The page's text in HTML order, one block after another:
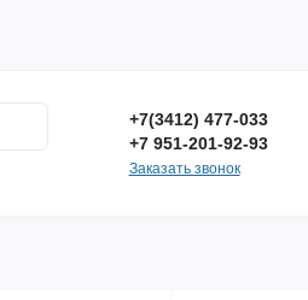
+7(3412) 477-033
+7 951-201-92-93
Заказать звонок